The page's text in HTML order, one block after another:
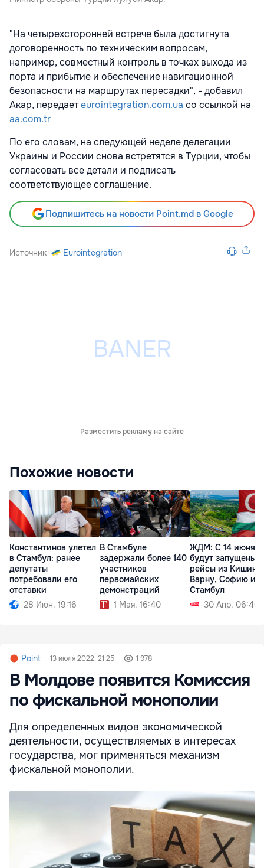
"На четырехсторонней встрече была достигнута
договоренность по техническим вопросам,
например, совместный контроль в точках выхода из
порта и прибытие и обеспечение навигационной
безопасности на маршрутах пересадки", - добавил
Акар, передаетeurointegration.com.ua со ссылкой на
aa.com.tr
По его словам, на следующей неделе делегации
Украины и России снова встретятся в Турции, чтобы
согласовать все детали и подписать
соответствующее соглашение.
Подпишитесь на новости Point.md в Google
Источник Eurointegration
Разместить рекламу на сайте
Похожие новости
Константинов улетел
в Стамбул: ранее
депутаты
потребовали его
отставки
28 Июн. 19:16
В Стамбуле
задержали более 140
участников
первомайских
демонстраций
1 Мая. 16:40
ЖДМ: С 14 июня
будут запущены
рейсы из
Варну, Софию и
Стамбул
30 Апр. 06:40
Point 13 июля 2022, 21:25 1 978
В Молдове появится Комиссия
по фискальной монополии
Для определенных видов экономической
деятельности, осуществляемых в интересах
государства, мог применяться механизм
фискальной монополии.